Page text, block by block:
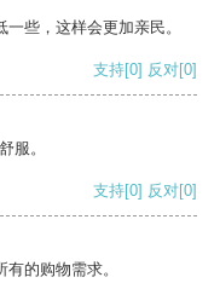
些，这样会更加亲民。
支持[0] 反对[0]
服。
支持[0] 反对[0]
的购物需求。